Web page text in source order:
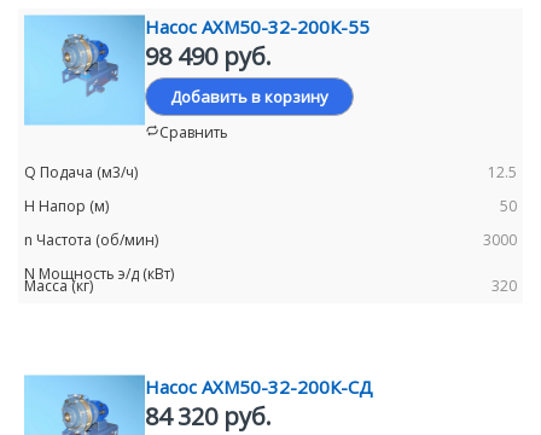
Насос АХМ50-32-200К-55
98 490 руб.
Добавить в корзину
Сравнить
12.5
50
3000
320
Насос АХМ50-32-200К-СД
84 320 руб.